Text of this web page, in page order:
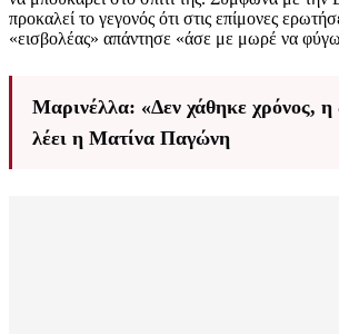
προκαλεί το γεγονός ότι στις επίμονες
«εισβολέας» απάντησε «άσε με μωρέ να
Μαρινέλλα: «Δεν χάθηκε χρόνος, η
λέει η Ματίνα Παγώνη